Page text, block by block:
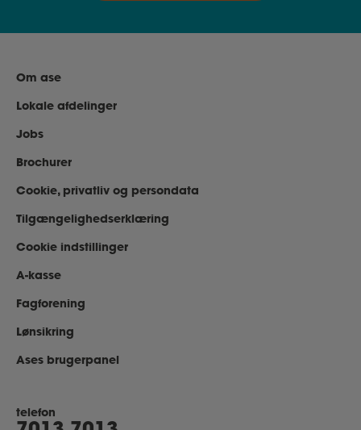
Om ase
Lokale afdelinger
Jobs
Brochurer
Cookie, privatliv og persondata
Tilgængelighedserklæring
Cookie indstillinger
A-kasse
Fagforening
Lønsikring
Ases brugerpanel
telefon